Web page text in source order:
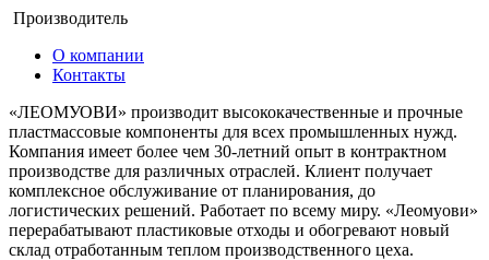
Производитель
О компании
Контакты
«ЛЕОМУОВИ» производит высококачественные и прочные
пластмассовые компоненты для всех промышленных нужд.
Компания имеет более чем 30-летний опыт в контрактном
производстве для различных отраслей. Клиент получает
комплексное обслуживание от планирования, до
логистических решений. Работает по всему миру. «Леомуови»
перерабатывают пластиковые отходы и обогревают новый
склад отработанным теплом производственного цеха.